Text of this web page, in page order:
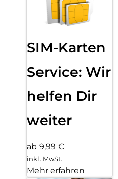
SIM-Karten
Service: Wir
helfen Dir
weiter
ab 9,99 €
inkl. MwSt.
Mehr erfahren